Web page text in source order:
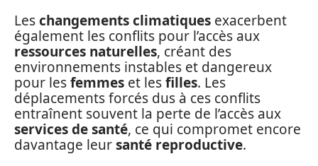
Leschangements climatiques exacerbent
également les conflits pour l’accès aux
ressources naturelles, créant des
environnements instables et dangereux
pour lesfemmes et lesfilles. Les
déplacements forcés dus à ces conflits
entraînent souvent la perte de l’accès aux
services de santé, ce qui compromet encore
davantage leursanté reproductive.